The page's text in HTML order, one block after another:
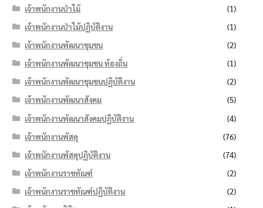
เจ้าพนักงานป่าไม้
(1)
เจ้าพนักงานป่าไม้ปฏิบัติงาน
(1)
เจ้าพนักงานพัฒนาชุมชน
(2)
เจ้าพนักงานพัฒนาชุมชน ท้องถิ่น
(1)
เจ้าพนักงานพัฒนาชุมชนปฏิบัติงาน
(2)
เจ้าพนักงานพัฒนาสังคม
(5)
เจ้าพนักงานพัฒนาสังคมปฏิบัติงาน
(4)
เจ้าพนักงานพัสดุ
(76)
เจ้าพนักงานพัสดุปฏิบัติงาน
(74)
เจ้าพนักงานราชทัณฑ์
(2)
เจ้าพนักงานราชทัณฑ์ปฏิบัติงาน
(2)